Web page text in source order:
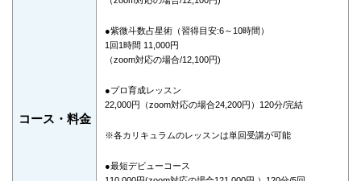
コース・料金
●紫微斗数占星術（習得目安:6～10時間）
1回1時間 11,000円
（zoom対応の場合/12,100円)
●プロ育成レッスン
22,000円（zoom対応の場合24,200円）120分/完結
※各カリキュラムのレッスンは単回受講が可能
●最短デビューコース